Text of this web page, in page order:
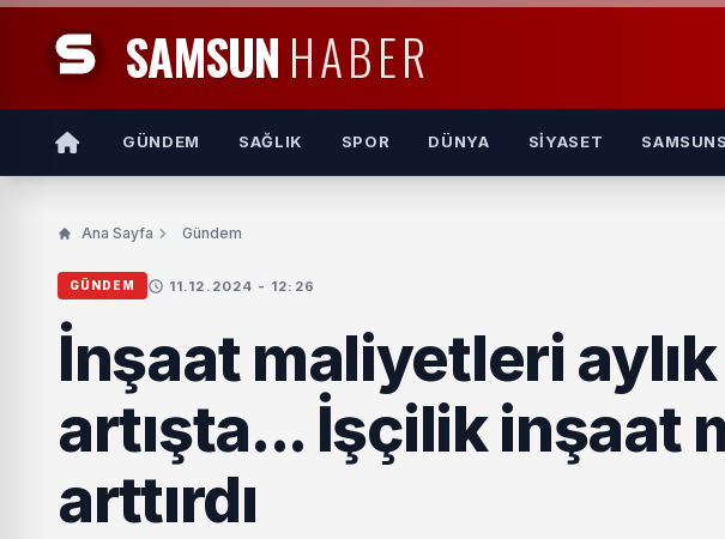
SAMSUN HABER
GÜNDEM SAĞLIK SPOR DÜNYA SIYASET
Ana Sayfa Gündem
GÜNDEM 11.12.2024 - 12:26
İnşaat maliyetleri aylık
artışta... İşçilik inşaat
arttırdı